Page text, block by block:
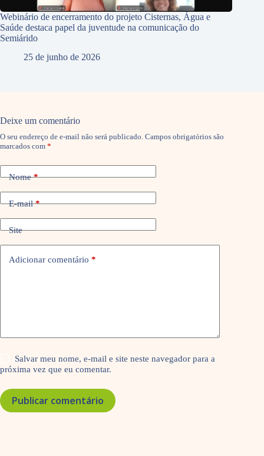
Webinário de encerramento do projeto Cisternas, Água e
Saúde destaca papel da juventude na comunicação do
Semiárido
25 de junho de 2026
Deixe um comentário
O seu endereço de e-mail não será publicado. Campos obrigatórios são
marcados com *
Nome*
E-mail*
Site
Adicionar comentário *
Salvar meu nome, e-mail e site neste navegador para a
próxima vez que eu comentar.
Publicar comentário